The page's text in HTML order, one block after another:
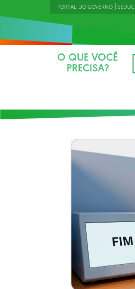
PORTAL DO GOVERNO SEDUC
O QUE VOCÊ
PRECISA?